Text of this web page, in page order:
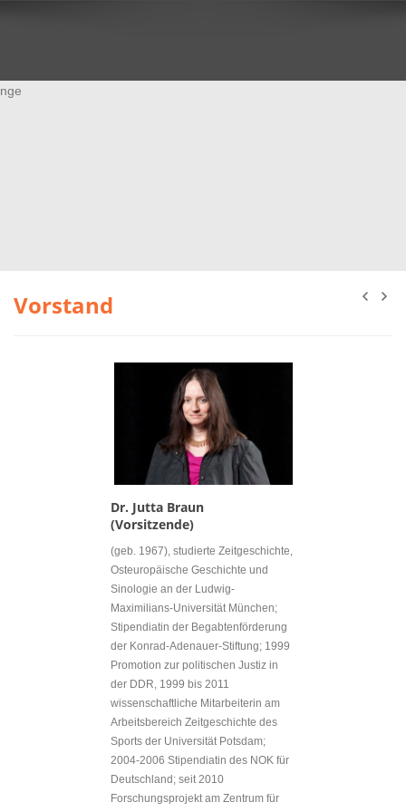
Vorstand
Dr. Jutta Braun
(Vorsitzende)
(geb. 1967), studierte Zeitgeschichte,
Osteuropäische Geschichte und
Sinologie an der Ludwig-
Maximilians-Universität München;
Stipendiatin der Begabtenförderung
der Konrad-Adenauer-Stiftung; 1999
Promotion zur politischen Justiz in
der DDR, 1999 bis 2011
wissenschaftliche Mitarbeiterin am
Arbeitsbereich Zeitgeschichte des
Sports der Universität Potsdam;
2004-2006 Stipendiatin des NOK für
Deutschland; seit 2010
Forschungsprojekt am Zentrum für